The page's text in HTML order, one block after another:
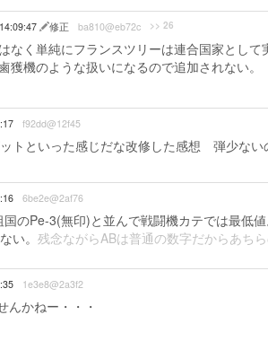
修正 ba810@eb72c >> 26
なく単純にフランスツリーは連合国家とし
獲機のような扱いになるので追加されない。
f92dd@12f45
トといった感じだな改修した感想 弾少ない
6be2e@2af76
のPe-3(無印)と並んで戦闘機カテでは最低
い。 残念ながらABは普通の数字だからあち
1e3e8@2a3f2
んかねー・・・